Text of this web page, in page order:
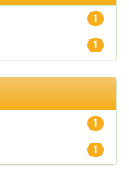
1
1
1
1